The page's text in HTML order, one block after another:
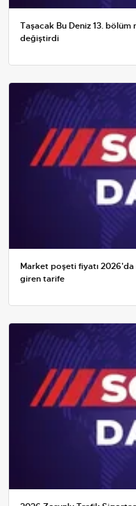
Taşacak Bu Deniz 13. bölüm
değiştirdi
Market poşeti fiyatı
giren tarife